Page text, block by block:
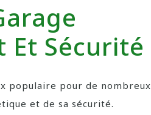
Et Sécurité
populaire pour de nombreux
et de sa sécurité.